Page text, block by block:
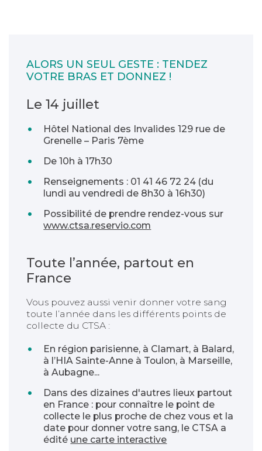
ALORS UN SEUL GESTE : TENDEZ
VOTRE BRAS ET DONNEZ !
Le 14 juillet
Hôtel National des Invalides 129 rue de
Grenelle – Paris 7ème
De 10h à 17h30
Renseignements : 01 41 46 72 24 (du
lundi au vendredi de 8h30 à 16h30)
Possibilité de prendre rendez-vous sur
www.ctsa.reservio.com
Toute l’année, partout en
France
Vous pouvez aussi venir donner votre sang
toute l’année dans les différents points de
collecte du CTSA :
En région parisienne, à Clamart, à Balard,
à l’HIA Sainte-Anne à Toulon, à Marseille,
à Aubagne...
Dans des dizaines d'autres lieux partout
en France : pour connaître le point de
collecte le plus proche de chez vous et la
date pour donner votre sang, le CTSA a
édité une carte interactive